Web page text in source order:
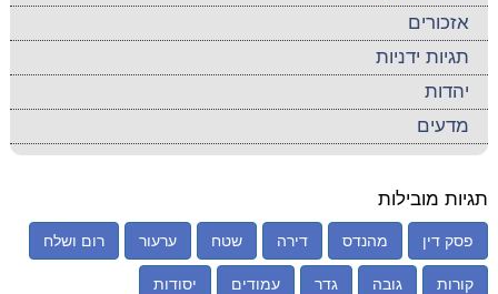
אזכורים
תגיות ידניות
יהדות
מדעים
תגיות מובילות
פסק דין מהנדס דירה שטח ערעור רום ושלח
קורות גובה גדר עמודים יסודות